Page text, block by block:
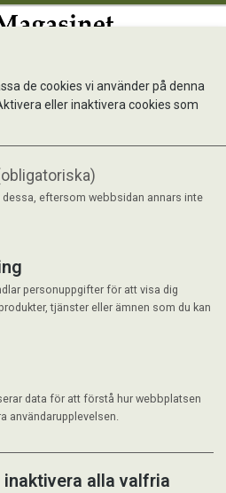
1kg
de cookies vi använder på denna
eller inaktivera cookies som
dessa, eftersom webbsidan annars inte
personuppgifter för att visa dig
tjänster eller ämnen som du kan
data för att förstå hur webbplatsen
användarupplevelsen.
alla valfria